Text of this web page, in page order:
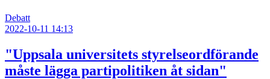
Debatt
2022-10-11 14:13
"Uppsala universitets styrelseordförande
måste lägga partipolitiken åt sidan"